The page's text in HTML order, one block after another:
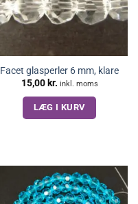
Facet glasperler 6 mm, klare
15,00 kr. inkl. moms
LÆG I KURV